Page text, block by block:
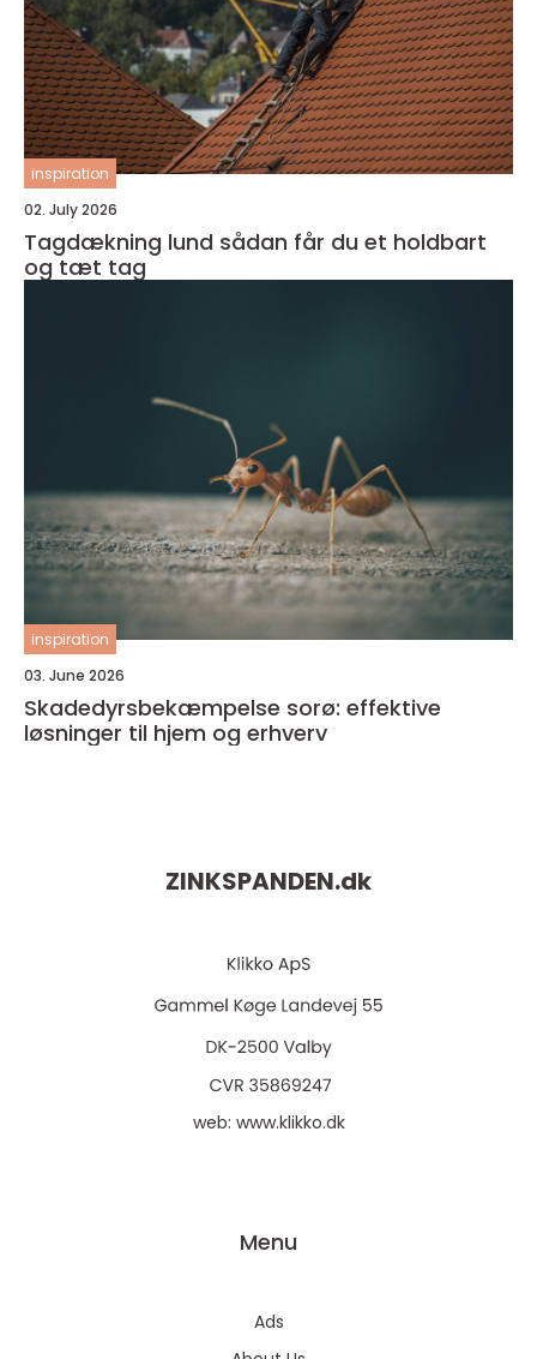
inspiration
02. July 2026
Tagdækning lund sådan får du et holdbart
og tæt tag
inspiration
03. June 2026
Skadedyrsbekæmpelse sorø: effektive
løsninger til hjem og erhverv
ZINKSPANDEN.dk
web: www.klikko.dk
Menu
Ads